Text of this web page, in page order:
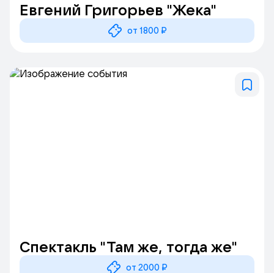
Евгений Григорьев "Жека"
от 1800 ₽
Спектакль "Там же, тогда же"
от 2000 ₽